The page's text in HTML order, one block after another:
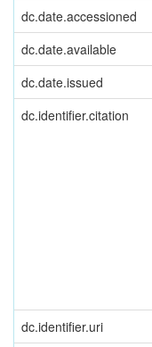
dc.date.accessioned
dc.date.available
dc.date.issued
dc.identifier.citation
dc.identifier.uri